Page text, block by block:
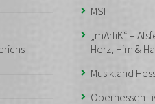
MSI
„mArliK“ –
Herz, Hirn &
Musikland
Oberhessen-